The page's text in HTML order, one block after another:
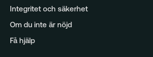
Integritet och säkerhet
Om du inte är nöjd
Få hjälp